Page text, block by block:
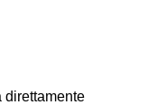
direttamente